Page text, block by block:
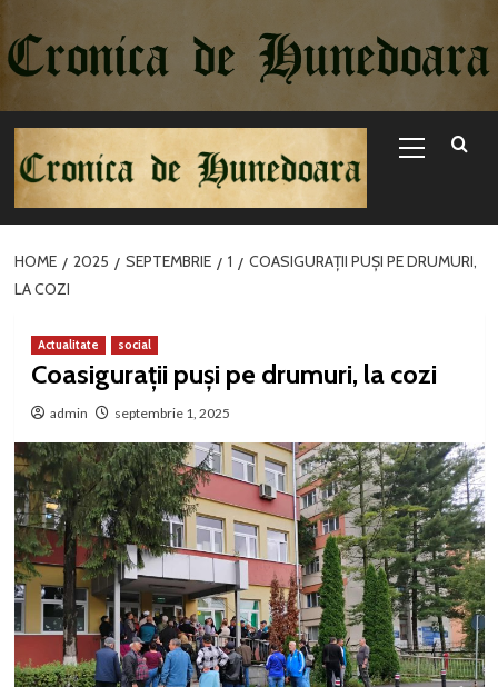
la
conținut
Menu
HOME 2025 SEPTEMBRIE 1
COASIGURAȚII PUȘI PE DRUMURI,
LA COZI
Actualitate social
Coasigurații puși pe drumuri, la cozi
admin septembrie 1, 2025